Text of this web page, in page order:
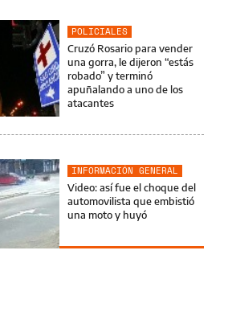
POLICIALES
Cruzó Rosario para vender
una gorra, le dijeron “estás
robado” y terminó
apuñalando a uno de los
atacantes
INFORMACIÓN GENERAL
Video: así fue el choque del
automovilista que embistió
una moto y huyó